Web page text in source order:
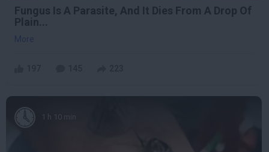
Fungus Is A Parasite, And It Dies From A Drop Of
Plain...
More
1 h 10 min